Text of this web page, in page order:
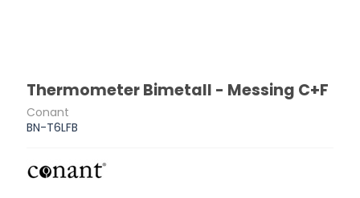
Thermometer Bimetall - Messing C+F
Conant
BN-T6LFB